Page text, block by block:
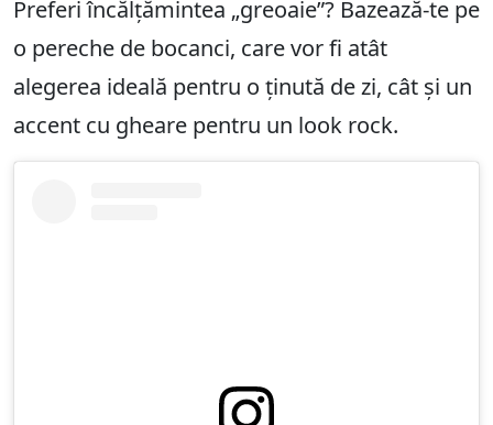
Preferi încălțămintea „greoaie”? Bazează-te pe
o pereche de bocanci, care vor fi atât
alegerea ideală pentru o ținută de zi, cât și un
accent cu gheare pentru un look rock.